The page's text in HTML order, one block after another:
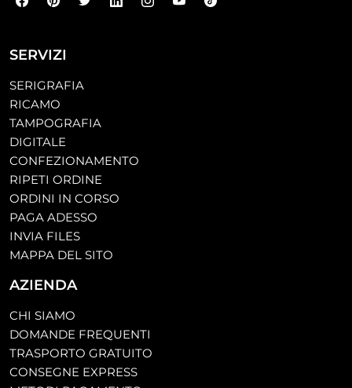
SERVIZI
SERIGRAFIA
RICAMO
TAMPOGRAFIA
DIGITALE
CONFEZIONAMENTO
RIPETI ORDINE
ORDINI IN CORSO
PAGA ADESSO
INVIA FILES
MAPPA DEL SITO
AZIENDA
CHI SIAMO
DOMANDE FREQUENTI
TRASPORTO GRATUITO
CONSEGNE EXPRESS